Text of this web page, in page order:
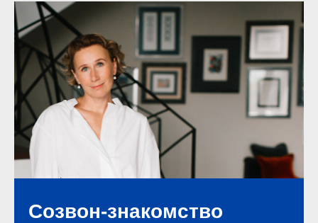
Созвон-знакомство